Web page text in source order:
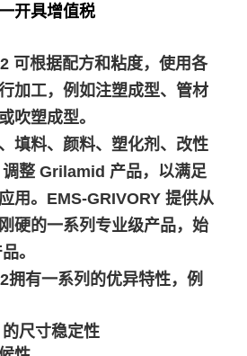
开具增值税
可根据配方和粘度，使用各
加工，例如注塑成型、管材
吹塑成型。
填料、颜料、塑化剂、改性
整 Grilamid 产品，以满足
用。EMS-GRIVORY 提供从
硬的一系列专业级产品，始
。
有一系列的优异特性，例
尺寸稳定性